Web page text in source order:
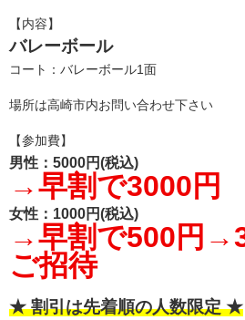
【内容】
バレーボール
コート：バレーボール1面
場所は高崎市内お問い合わせ下さい
【参加費】
男性：5000円(税込)
→早割で3000円
女性：1000円(税込)
→早割で500円
ご招待
★ 割引は先着順の人数限定 ★